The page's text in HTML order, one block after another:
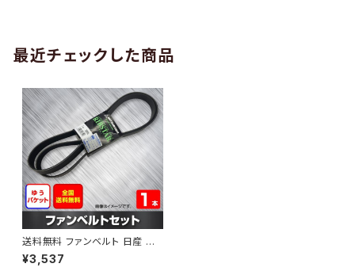
最近チェックした商品
送料無料 ファンベルト 日産 デ
ュアリス 型式J10 H19.05～H1
9.12 （国内トップメーカー） 1本
¥3,537